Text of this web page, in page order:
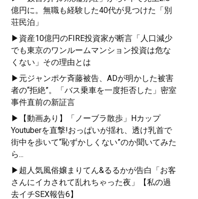
億円に。無職も経験した40代が見つけた「別
荘民泊」
▶資産10億円のFIRE投資家が断言「人口減少
でも東京のワンルームマンション投資は危な
くない」その理由とは
▶元ジャンポケ斉藤被告、ADが明かした被害
者の“拒絶”。「バス乗車を一度拒否した」密室
事件直前の新証言
▶【動画あり】「ノーブラ散歩」Hカップ
Youtuberを直撃!おっぱいが揺れ、透け乳首で
街中を歩いて“恥ずかしくない”のか聞いてみた
ら...
▶超人気風俗嬢まりてん&るるかが告白「お客
さんにイカされて乱れちゃった夜」【私の過
去イチSEX報告6】